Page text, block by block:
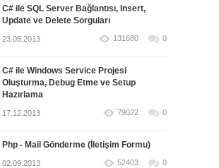
C# ile SQL Server Bağlantısı, Insert,
Update ve Delete Sorguları
23.05.2013 131680 0
C# ile Windows Service Projesi
Oluşturma, Debug Etme ve Setup
Hazırlama
17.12.2013 79022 0
Php - Mail Gönderme (İletişim Formu)
02.09.2013 52403 0